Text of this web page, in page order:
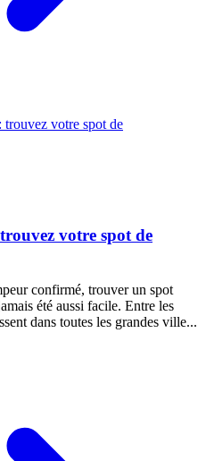
votre spot de
confirmé, trouver un spot
été aussi facile. Entre les
dans toutes les grandes ville...